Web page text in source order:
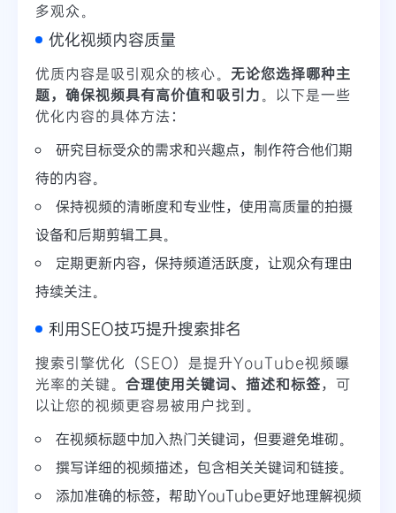
多观众。
优化视频内容质量
优质内容是吸引观众的核心。 无论您选择哪种主
题，确保视频具有高价值和吸引力 。以下是一些
优化内容的具体方法：
研究目标受众的需求和兴趣点，制作符合他们期
待的内容。
保持视频的清晰度和专业性，使用高质量的拍摄
设备和后期剪辑工具。
定期更新内容，保持频道活跃度，让观众有理由
持续关注。
利用SEO技巧提升搜索排名
搜索引擎优化（SEO）是提升YouTube视频曝
光率的关键。 合理使用关键词、描述和标签，可
以让您的视频更容易被用户找到。
在视频标题中加入热门关键词，但要避免堆砌。
撰写详细的视频描述，包含相关关键词和链接。
添加准确的标签，帮助YouTube更好地理解视频